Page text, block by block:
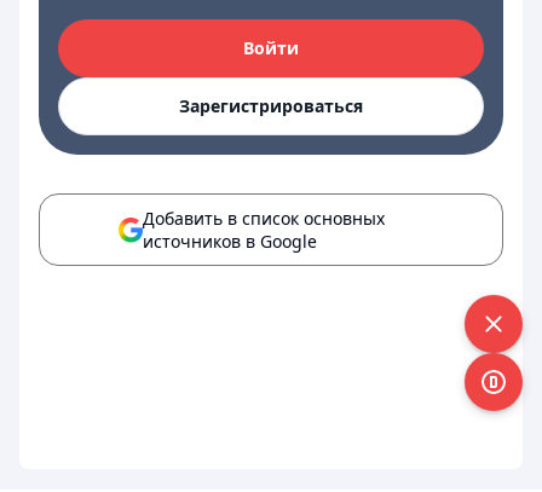
Войти
Зарегистрироваться
Добавить в список основных
источников в Google